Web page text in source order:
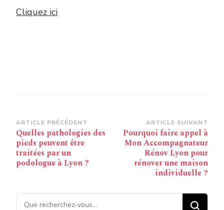
Cliquez ici
Navigation
d’article
ARTICLE PRÉCÉDENT
Quelles pathologies des
pieds peuvent être
traitées par un
podologue à Lyon ?
ARTICLE SUIVANT
Pourquoi faire appel à
Mon Accompagnateur
Rénov Lyon pour
rénover une maison
individuelle ?
Vous recherchiez quelque